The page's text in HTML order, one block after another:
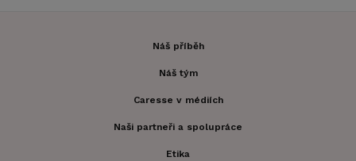
Náš příběh
Náš tým
Caresse v médiích
Naši partneři a spolupráce
Etika